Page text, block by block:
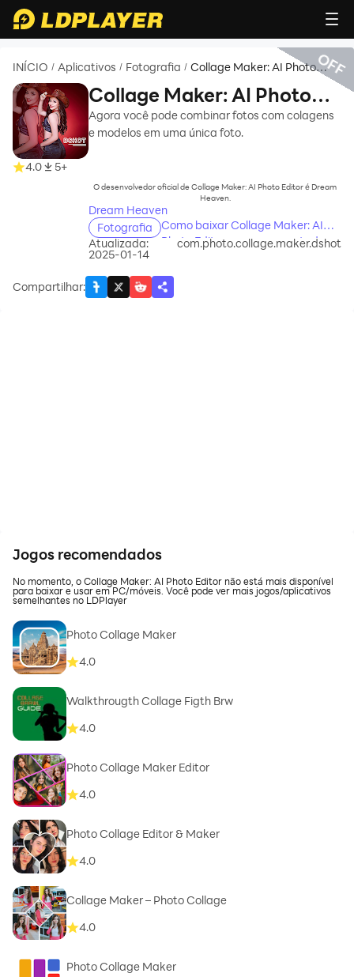
INÍCIO / Aplicativos / Fotografia / Collage Maker: AI Photo
4.0 5+
Collage Maker: AI Photo
Editor
Agora você pode combinar fotos com colagens
e modelos em uma única foto.
recommend
O desenvolvedor oficial de Collage Maker: AI Photo Editor é Dream
Heaven.
Dream Heaven
Fotografia
Como baixar Collage Maker: AI
Photo Editor no seu computador
Atualizada:
2025-01-14
com.photo.collage.maker.dshot
Compartilhar:
OFF
Jogos recomendados
No momento, o Collage Maker: AI Photo Editor não está mais disponível
para baixar e usar em PC/móveis. Você pode ver mais jogos/aplicativos
semelhantes no LDPlayer
Photo Collage Maker
4.0
Walkthrougth Collage Figth Brw
4.0
Photo Collage Maker Editor
4.0
Photo Collage Editor & Maker
4.0
Collage Maker – Photo Collage
4.0
Photo Collage Maker